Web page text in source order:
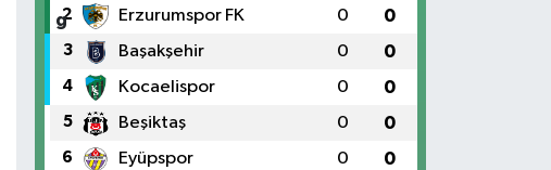
2 Erzurumspor FK 0 0
3 Başakşehir 0 0
4 Kocaelispor 0 0
5 Beşiktaş 0 0
6 Eyüpspor 0 0